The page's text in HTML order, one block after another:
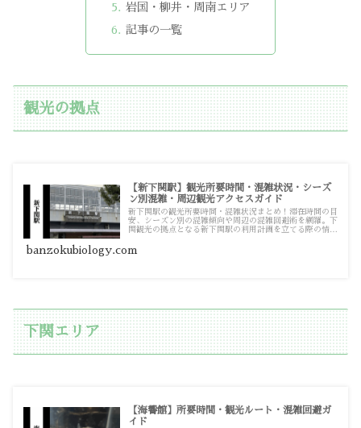
岩国・柳井・周南エリア
記事の一覧
観光の拠点
【新下関駅】観光所要時間・混雑状況・シーズ
ン別混雑・周辺観光アクセスガイド
新下関駅の観光所要時間・混雑状況まとめ！滞在時間の目
安、シーズン別の混雑傾向や周辺の混雑回避術を網羅。下
関観光の拠点となる新下関駅の利用計画を立てる際の情報
banzokubiology.com
下関エリア
【海響館】所要時間・観光ルート・混雑回避ガ
イド